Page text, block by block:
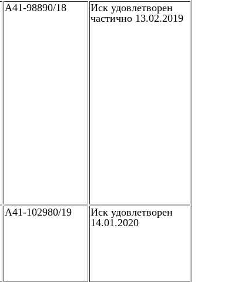
А41-98890/18
Иск удовлетворен
частично 13.02.2019
А41-102980/19
Иск удовлетворен
14.01.2020